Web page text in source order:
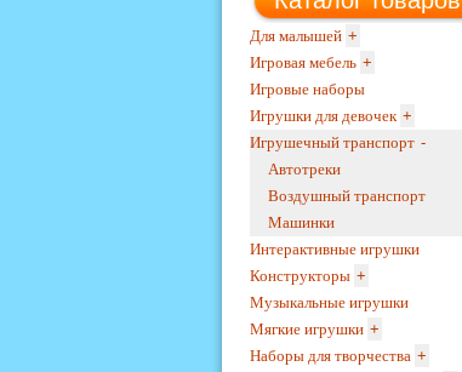
Для малышей +
Игровая мебель +
Игровые наборы
Игрушки для девочек +
Игрушечный транспорт -
Автотреки
Воздушный транспорт
Машинки
Интерактивные игрушки
Конструкторы +
Музыкальные игрушки
Мягкие игрушки +
Наборы для творчества +